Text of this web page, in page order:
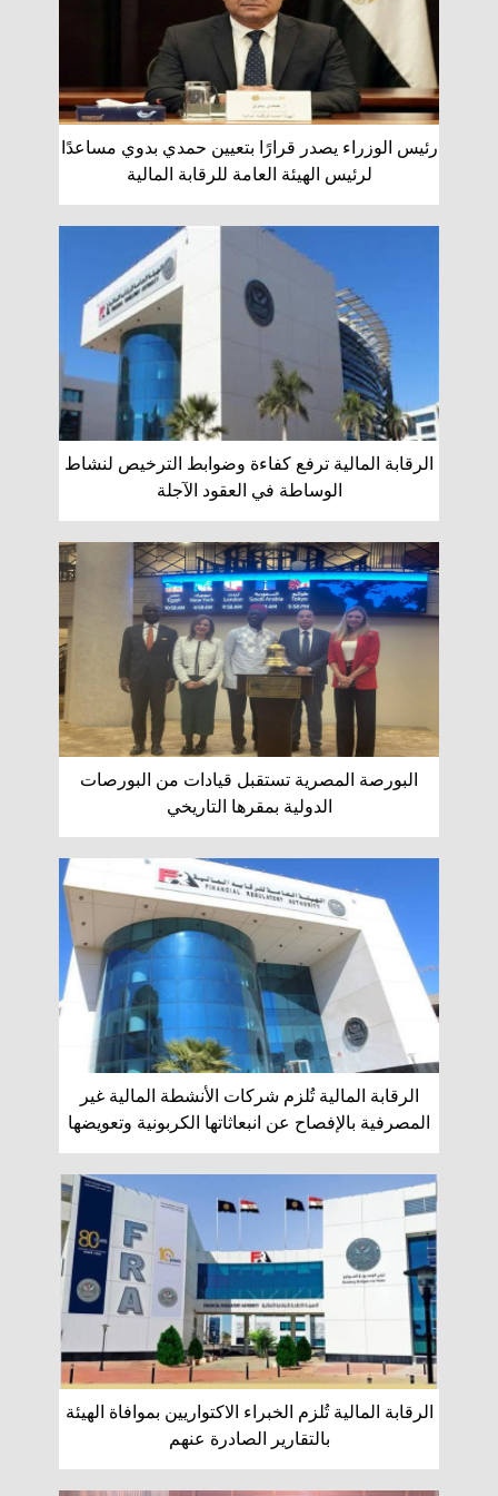
رئيس الوزراء يصدر قرارًا بتعيين حمدي بدوي مساعدًا
لرئيس الهيئة العامة للرقابة المالية
الرقابة المالية ترفع كفاءة وضوابط الترخيص لنشاط
الوساطة في العقود الآجلة
البورصة المصرية تستقبل قيادات من البورصات
الدولية بمقرها التاريخي
الرقابة المالية تُلزم شركات الأنشطة المالية غير
المصرفية بالإفصاح عن انبعاثاتها الكربونية وتعويضها
الرقابة المالية تُلزم الخبراء الاكتواريين بموافاة الهيئة
بالتقارير الصادرة عنهم